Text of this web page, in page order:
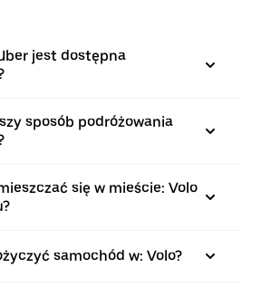
jest dostępna
sposób podróżowania
się w mieście: Volo
samochód w: Volo?